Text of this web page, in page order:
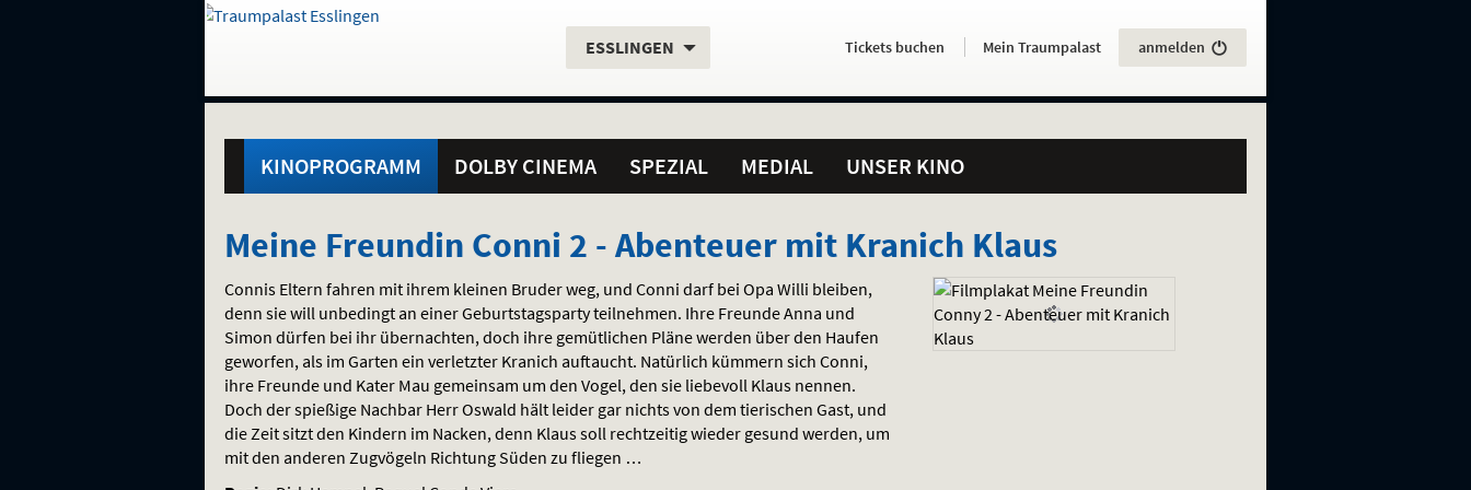
direkt
Inhalt
Menü
und
Gehe
Standortauswahl
Aktueller
ESSLINGEN Servicefunktionen
Aktuelles
HierTickets buchen . Mein Traumpalast anmelden
KINOPROGRAMM DOLBY CINEMA SPEZIAL MEDIAL UNSER KINO
Meine
Freundin
Conni
Abenteuer
Meine Freundin Conni 2 - Abenteuer mit Kranich Klaus
Connis Eltern fahren mit ihrem kleinen Bruder weg, und Conni darf bei Opa Willi bleiben,
denn sie will unbedingt an einer Geburtstagsparty teilnehmen. Ihre Freunde Anna und
Simon dürfen bei ihr übernachten, doch ihre gemütlichen Pläne werden über den Haufen
geworfen, als im Garten ein verletzter Kranich auftaucht. Natürlich kümmern sich Conni,
ihre Freunde und Kater Mau gemeinsam um den Vogel, den sie liebevoll Klaus nennen.
Doch der spießige Nachbar Herr Oswald hält leider gar nichts von dem tierischen Gast, und
die Zeit sitzt den Kindern im Nacken, denn Klaus soll rechtzeitig wieder gesund werden, um
mit den anderen Zugvögeln Richtung Süden zu fliegen …